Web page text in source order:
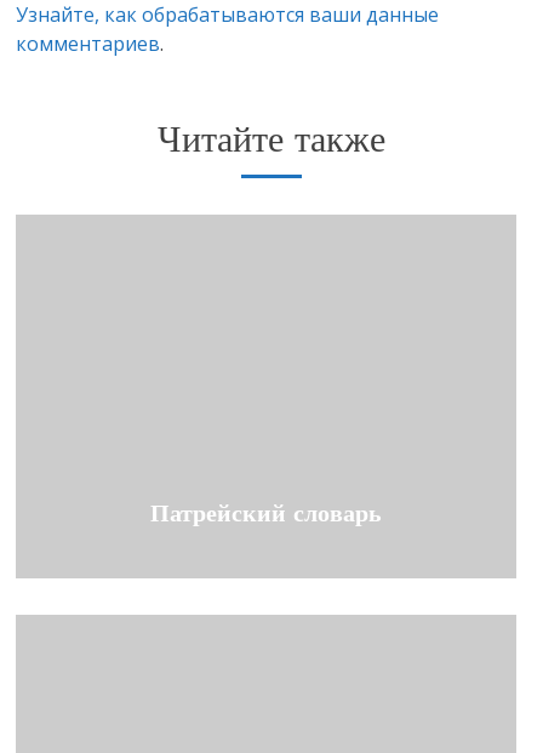
Узнайте, как обрабатываются ваши данные
комментариев.
Читайте также
Патрейский словарь